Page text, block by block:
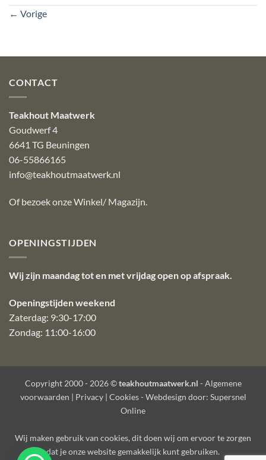
← Vorige
CONTACT
Teakhout Maatwerk
Goudwerf 4
6641 TG Beuningen
06-55866165
info@teakhoutmaatwerk.nl
Of bezoek onzeWinkel/ Magazijn
OPENINGSTIJDEN
Wij zijn maandag tot en met vrijdag open op afspraak.
Openingstijden weekend
Zaterdag: 9:30-17:00
Zondag: 11:00-16:00
Copyright 2000 - 2026 ©teakhoutmaatwerk.nl - Algemene
voorwaarden | Privacy| Cookies- Webdesign door: Supersnel
Online
Wij maken gebruik van cookies, dit doen wij om ervoor te zorgen
dat je onze website gemakkelijk kunt gebruiken.